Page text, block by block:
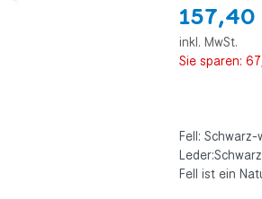
157,40
inkl. MwSt.
Sie sparen:
Fell:
Leder:Schwarz
Fell ist ein